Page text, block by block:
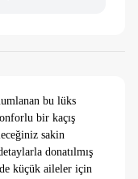
bu lüks
bir kaçış
sakin
donatılmış
küçük aileler için